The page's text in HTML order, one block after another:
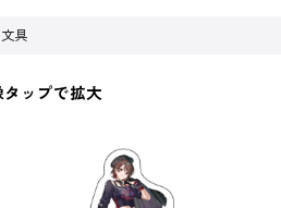
文具
ップで拡大